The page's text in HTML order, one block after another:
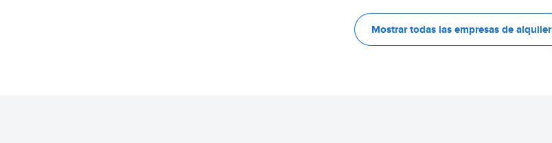
Mostrar todas las empresas de alquiler